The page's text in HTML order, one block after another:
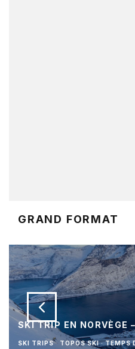
GRAND FORMAT
SKI TRIP EN NORVÈGE
SKI TRIPS TOPOS SKI · TEMPS